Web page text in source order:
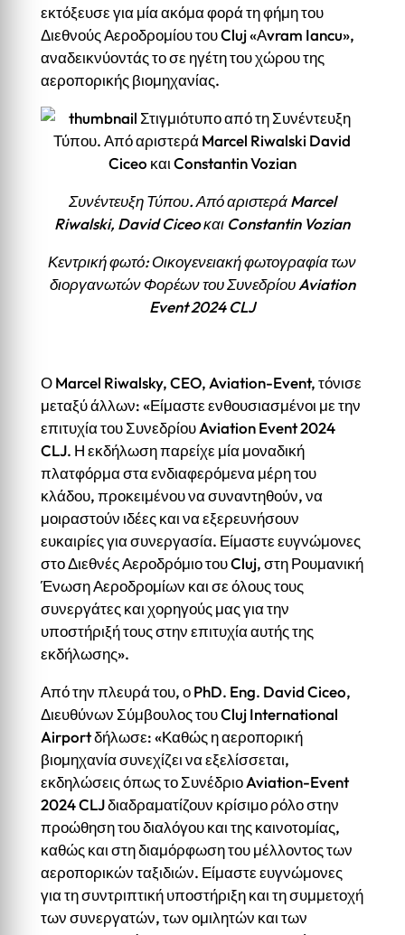
εκτόξευσε για μία ακόμα φορά τη φήμη του
Διεθνούς Αεροδρομίου του Cluj «Αvram Iancu»,
αναδεικνύοντάς το σε ηγέτη του χώρου της
αεροπορικής βιομηχανίας.
Συνέντευξη Τύπου. Από αριστερά Marcel
Riwalski, David Ciceo και Constantin Vozian
Κεντρική φωτό: Οικογενειακή φωτογραφία των
διοργανωτών Φορέων του Συνεδρίου Aviation
Event 2024 CLJ
Ο Marcel Riwalsky, CEO, Aviation-Event, τόνισε
μεταξύ άλλων: «Είμαστε ενθουσιασμένοι με την
επιτυχία του Συνεδρίου Aviation Event 2024
CLJ. Η εκδήλωση παρείχε μία μοναδική
πλατφόρμα στα ενδιαφερόμενα μέρη του
κλάδου, προκειμένου να συναντηθούν, να
μοιραστούν ιδέες και να εξερευνήσουν
ευκαιρίες για συνεργασία. Είμαστε ευγνώμονες
στο Διεθνές Αεροδρόμιο του Cluj, στη Ρουμανική
Ένωση Αεροδρομίων και σε όλους τους
συνεργάτες και χορηγούς μας για την
υποστήριξή τους στην επιτυχία αυτής της
εκδήλωσης».
Από την πλευρά του, ο PhD. Eng. David Ciceo,
Διευθύνων Σύμβουλος του Cluj International
Airport δήλωσε: «Καθώς η αεροπορική
βιομηχανία συνεχίζει να εξελίσσεται,
εκδηλώσεις όπως το Συνέδριο Aviation-Event
2024 CLJ διαδραματίζουν κρίσιμο ρόλο στην
προώθηση του διαλόγου και της καινοτομίας,
καθώς και στη διαμόρφωση του μέλλοντος των
αεροπορικών ταξιδιών. Είμαστε ευγνώμονες
για τη συντριπτική υποστήριξη και τη συμμετοχή
των συνεργατών, των ομιλητών και των